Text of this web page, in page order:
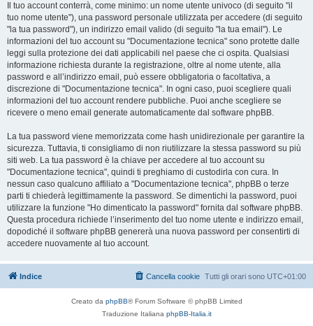
Il tuo account conterrà, come minimo: un nome utente univoco (di seguito "il
tuo nome utente"), una password personale utilizzata per accedere (di seguito
"la tua password"), un indirizzo email valido (di seguito "la tua email"). Le
informazioni del tuo account su "Documentazione tecnica" sono protette dalle
leggi sulla protezione dei dati applicabili nel paese che ci ospita. Qualsiasi
informazione richiesta durante la registrazione, oltre al nome utente, alla
password e all’indirizzo email, può essere obbligatoria o facoltativa, a
discrezione di "Documentazione tecnica". In ogni caso, puoi scegliere quali
informazioni del tuo account rendere pubbliche. Puoi anche scegliere se
ricevere o meno email generate automaticamente dal software phpBB.
La tua password viene memorizzata come hash unidirezionale per garantire la
sicurezza. Tuttavia, ti consigliamo di non riutilizzare la stessa password su più
siti web. La tua password è la chiave per accedere al tuo account su
"Documentazione tecnica", quindi ti preghiamo di custodirla con cura. In
nessun caso qualcuno affiliato a "Documentazione tecnica", phpBB o terze
parti ti chiederà legittimamente la password. Se dimentichi la password, puoi
utilizzare la funzione "Ho dimenticato la password" fornita dal software phpBB.
Questa procedura richiede l’inserimento del tuo nome utente e indirizzo email,
dopodiché il software phpBB genererà una nuova password per consentirti di
accedere nuovamente al tuo account.
Indice Tutti gli orari sono UTC+01:00
Cancella cookie
Creato da phpBB® Forum Software © phpBB Limited
Traduzione Italiana phpBB-Italia.it